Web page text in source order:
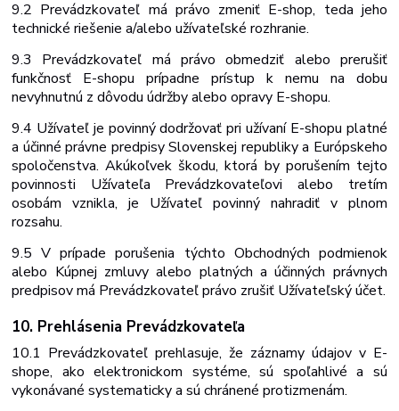
9.2 Prevádzkovateľ má právo zmeniť E-shop, teda jeho
technické riešenie a/alebo užívateľské rozhranie.
9.3 Prevádzkovateľ má právo obmedziť alebo prerušiť
funkčnosť E-shopu prípadne prístup k nemu na dobu
nevyhnutnú z dôvodu údržby alebo opravy E-shopu.
9.4 Užívateľ je povinný dodržovať pri užívaní E-shopu platné
a účinné právne predpisy Slovenskej republiky a Európskeho
spoločenstva. Akúkoľvek škodu, ktorá by porušením tejto
povinnosti Užívateľa Prevádzkovateľovi alebo tretím
osobám vznikla, je Užívateľ povinný nahradiť v plnom
rozsahu.
9.5 V prípade porušenia týchto Obchodných podmienok
alebo Kúpnej zmluvy alebo platných a účinných právnych
predpisov má Prevádzkovateľ právo zrušiť Užívateľský účet.
10. Prehlásenia Prevádzkovateľa
10.1 Prevádzkovateľ prehlasuje, že záznamy údajov v E-
shope, ako elektronickom systéme, sú spoľahlivé a sú
vykonávané systematicky a sú chránené protizmenám.